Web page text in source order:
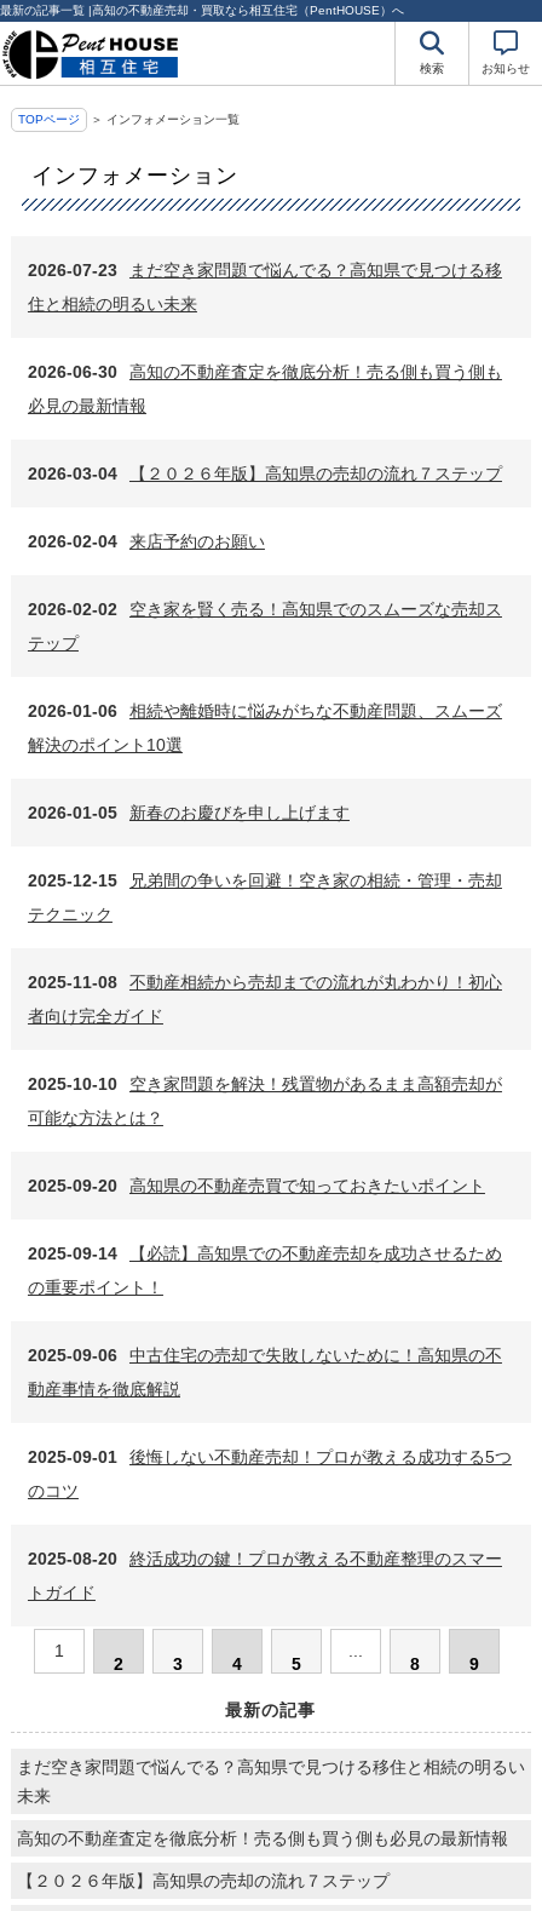
最新の記事一覧 |高知の不動産売却・買取なら相互住宅（PentHOUSE）へ
検索 お知らせ
TOPページ ＞ インフォメーション一覧
インフォメーション
2026-07-23
まだ空き家問題で悩んでる？高知県で見つける移
住と相続の明るい未来
2026-06-30
高知の不動産査定を徹底分析！売る側も買う側も
必見の最新情報
2026-03-04 【２０２６年版】高知県の売却の流れ７ステップ
2026-02-04 来店予約のお願い
2026-02-02
空き家を賢く売る！高知県でのスムーズな売却ス
テップ
2026-01-06
相続や離婚時に悩みがちな不動産問題、スムーズ
解決のポイント10選
2026-01-05 新春のお慶びを申し上げます
2025-12-15
兄弟間の争いを回避！空き家の相続・管理・売却
テクニック
2025-11-08
不動産相続から売却までの流れが丸わかり！初心
者向け完全ガイド
2025-10-10
空き家問題を解決！残置物があるまま高額売却が
可能な方法とは？
2025-09-20 高知県の不動産売買で知っておきたいポイント
2025-09-14
【必読】高知県での不動産売却を成功させるため
の重要ポイント！
2025-09-06
中古住宅の売却で失敗しないために！高知県の不
動産事情を徹底解説
2025-09-01
後悔しない不動産売却！プロが教える成功する5つ
のコツ
2025-08-20
終活成功の鍵！プロが教える不動産整理のスマー
トガイド
1
2 3 4 5 8 9
最新の記事
まだ空き家問題で悩んでる？高知県で見つける移住と相続の明るい
未来
高知の不動産査定を徹底分析！売る側も買う側も必見の最新情報
【２０２６年版】高知県の売却の流れ７ステップ